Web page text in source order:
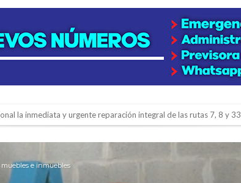
la inmediata y urgente reparación integral de las rutas 7, 8 y
que se recibió de médica y se reencontró con el doctor que
e inmuebles